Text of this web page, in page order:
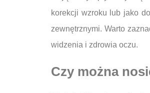
korekcji wzroku lub jako
zewnętrznymi. Warto
widzenia i zdrowia oczu.
Czy można